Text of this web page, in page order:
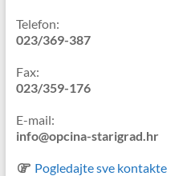
Telefon:
023/369-387
Fax:
023/359-176
E-mail:
info@opcina-starigrad.hr
Pogledajte sve kontakte